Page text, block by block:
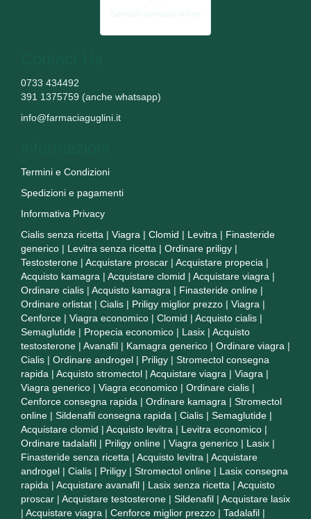
0733 434492
391 1375759 (anche whatsapp)
info@farmaciaguglini.it
Termini e Condizioni
Spedizioni e pagamenti
Informativa Privacy
Cialis senza ricetta | Viagra | Clomid | Levitra | Finasteride
generico | Levitra senza ricetta | Ordinare priligy |
Testosterone | Acquistare proscar | Acquistare propecia |
Acquisto kamagra | Acquistare clomid | Acquistare viagra |
Ordinare cialis | Acquisto kamagra | Finasteride online |
Ordinare orlistat | Cialis | Priligy miglior prezzo | Viagra |
Cenforce | Viagra economico | Clomid | Acquisto cialis |
Semaglutide | Propecia economico | Lasix | Acquisto
testosterone | Avanafil | Kamagra generico | Ordinare viagra |
Cialis | Ordinare androgel | Priligy | Stromectol consegna
rapida | Acquisto stromectol | Acquistare viagra | Viagra |
Viagra generico | Viagra economico | Ordinare cialis |
Cenforce consegna rapida | Ordinare kamagra | Stromectol
online | Sildenafil consegna rapida | Cialis | Semaglutide |
Acquistare clomid | Acquisto levitra | Levitra economico |
Ordinare tadalafil | Priligy online | Viagra generico | Lasix |
Finasteride senza ricetta | Acquisto levitra | Acquistare
androgel | Cialis | Priligy | Stromectol online | Lasix consegna
rapida | Acquistare avanafil | Lasix senza ricetta | Acquisto
proscar | Acquistare testosterone | Sildenafil | Acquistare lasix
| Acquistare viagra | Cenforce miglior prezzo | Tadalafil |